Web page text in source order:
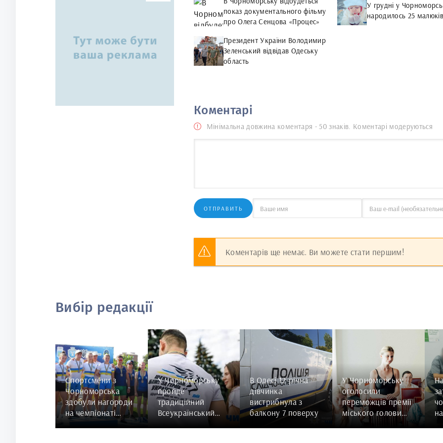
показ документального фільму
про Олега Сенцова «Процес»
У грудні у
народилось 25
Президент України Володимир
Зеленський відвідав Одеську
область
Коментарі
Мінімальна довжина коментаря - 50 знаків. Коментарі модеруються
ОТПРАВИТЬ
Коментарів ще немає. Ви можете стати першим!
Вибір редакції
Спортсмени з
Чорноморська
здобули нагороди
на чемпіонаті
України з
У Чорноморську
пройде
традиційний
Всеукраїнський
забіг «Шаную
В Одесі 12-річна
дівчинка
вистрибнула з
балкону 7 поверху
У Чорноморську
оголосили
переможців премії
міського голови
для талановитої